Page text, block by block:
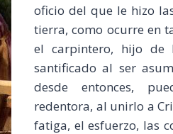
oficio del que le hizo
tierra, como ocurre en
el carpintero, hijo de
santificado al ser
desde entonces,
redentora, al unirlo a
fatiga, el esfuerzo, las